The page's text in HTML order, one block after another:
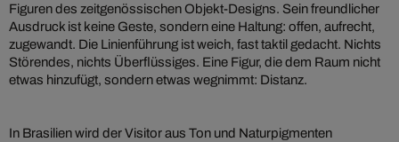
Figuren des zeitgenössischen Objekt-Designs. Sein freundlicher
Ausdruck ist keine Geste, sondern eine Haltung: offen, aufrecht,
zugewandt. Die Linienführung ist weich, fast taktil gedacht. Nichts
Störendes, nichts Überflüssiges. Eine Figur, die dem Raum nicht
etwas hinzufügt, sondern etwas wegnimmt: Distanz.
In Brasilien wird der Visitor aus Ton und Naturpigmenten